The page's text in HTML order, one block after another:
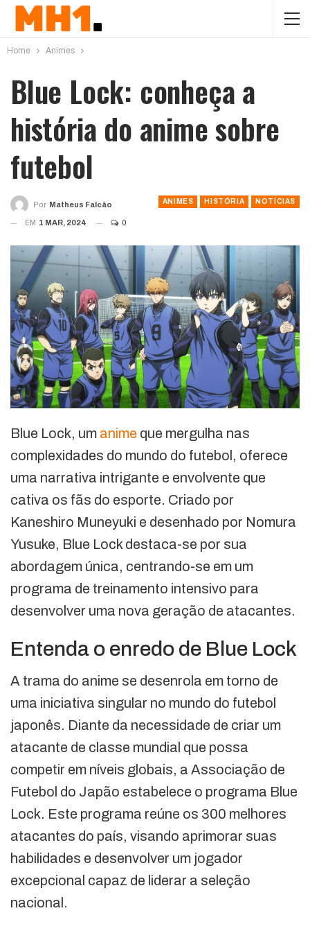
Home Animes
Blue Lock: conheça a
história do anime sobre
futebol
ANIMES HISTÓRIA NOTÍCIAS
Por Matheus Falcão
EM 1 MAR, 2024 0
Blue Lock, um anime que mergulha nas
complexidades do mundo do futebol, oferece
uma narrativa intrigante e envolvente que
cativa os fãs do esporte. Criado por
Kaneshiro Muneyuki e desenhado por Nomura
Yusuke, Blue Lock destaca-se por sua
abordagem única, centrando-se em um
programa de treinamento intensivo para
desenvolver uma nova geração de atacantes.
Entenda o enredo de Blue Lock
A trama do anime se desenrola em torno de
uma iniciativa singular no mundo do futebol
japonês. Diante da necessidade de criar um
atacante de classe mundial que possa
competir em níveis globais, a Associação de
Futebol do Japão estabelece o programa Blue
Lock. Este programa reúne os 300 melhores
atacantes do país, visando aprimorar suas
habilidades e desenvolver um jogador
excepcional capaz de liderar a seleção
nacional.